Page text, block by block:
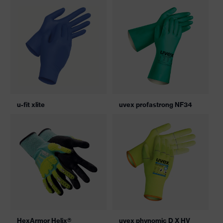
u-fit xlite uvex profastrong NF34
HexArmor Helix® uvex phynomic D X HV